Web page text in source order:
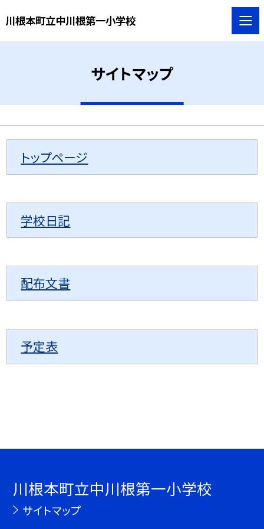
川根本町立中川根第一小学校
サイトマップ
トップページ
学校日記
配布文書
予定表
川根本町立中川根第一小学校
サイトマップ